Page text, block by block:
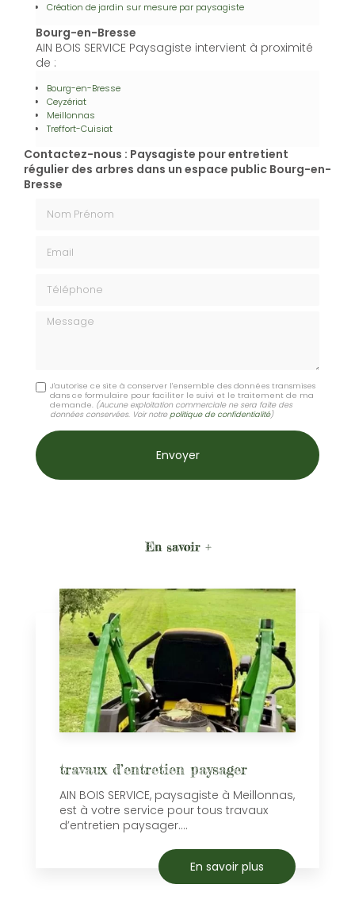
Création de jardin sur mesure par paysagiste
Bourg-en-Bresse
AIN BOIS SERVICE Paysagiste intervient à proximité
de :
Bourg-en-Bresse
Ceyzériat
Meillonnas
Treffort-Cuisiat
Contactez-nous : Paysagiste pour entretient
régulier des arbres dans un espace public Bourg-en-
Bresse
Message
J'autorise ce site à conserver l'ensemble des données transmises
dans ce formulaire pour faciliter le suivi et le traitement de ma
demande. (Aucune exploitation commerciale ne sera faite des
données conservées. Voir notrepolitique de confidentialité)
En savoir +
travaux d’entretien paysager
AIN BOIS SERVICE, paysagiste à Meillonnas,
est à votre service pour tous travaux
d’entretien paysager....
En savoir plus